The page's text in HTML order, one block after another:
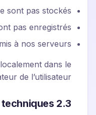
sont pas stockés
pas enregistrés
à nos serveurs
dans le
de l’utilisateur.
2.3 Données techniques